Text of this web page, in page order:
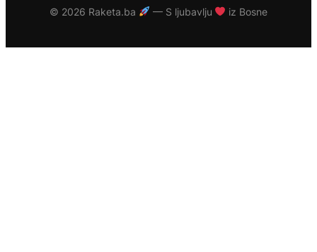
© 2026 Raketa.ba — S ljubavlju iz Bosne